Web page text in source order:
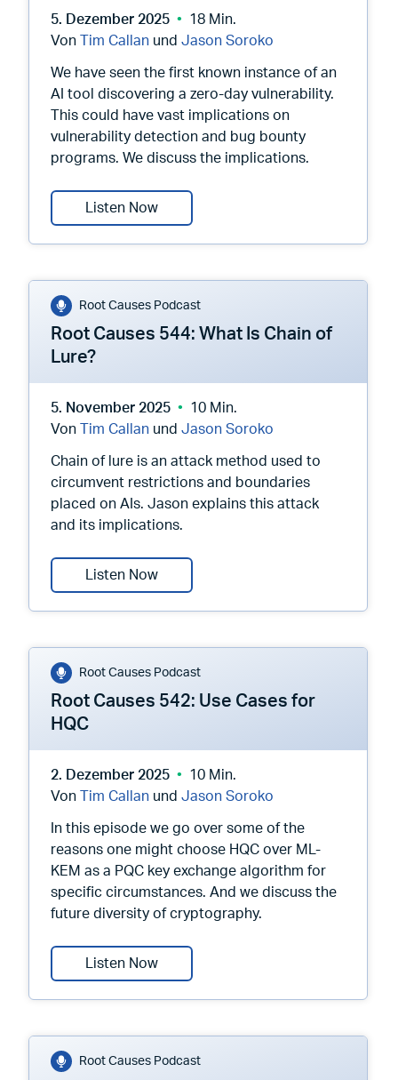
5. Dezember 2025
18 Min.
Von
Tim Callan und Jason Soroko
We have seen the first known instance of an
AI tool discovering a zero-day vulnerability.
This could have vast implications on
vulnerability detection and bug bounty
programs. We discuss the implications.
Listen NowRoot Causes 543: AI Finds a Zero
Root Causes Podcast
Root Causes 544: What Is Chain of
Lure?
5. November 2025
10 Min.
Von
Tim Callan und Jason Soroko
Chain of lure is an attack method used to
circumvent restrictions and boundaries
placed on AIs. Jason explains this attack
and its implications.
Listen NowRoot Causes 544: What Is Chain of
Root Causes Podcast
Root Causes 542: Use Cases for
HQC
2. Dezember 2025
10 Min.
Von
Tim Callan und Jason Soroko
In this episode we go over some of the
reasons one might choose HQC over ML-
KEM as a PQC key exchange algorithm for
specific circumstances. And we discuss the
future diversity of cryptography.
Listen NowRoot Causes 542: Use Cases for
Root Causes Podcast